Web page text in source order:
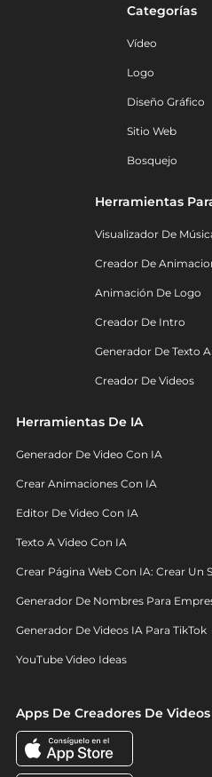
Categorías
Vídeo
Logo
Diseño Gráfico
Sitio Web
Bosquejo
Herramientas
Visualizador De
Creador De
Animación De Logo
Creador De Intro
Generador De Texto
Creador De Videos
Herramientas De IA
Generador De Video Con IA
Crear Animaciones Con IA
Editor De Video Con IA
Texto A Video Con IA
Crear Página Web Con IA: Crear Un
Generador De Nombres Para
Generador De Videos IA Para TikTok
YouTube Video Ideas
Apps De Creadores De Videos